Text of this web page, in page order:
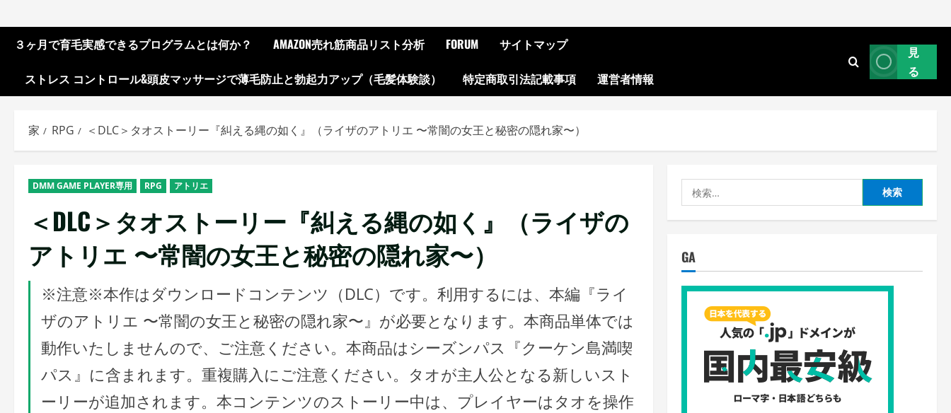
３ヶ月で育毛実感できるプログラムとは何か？ AMAZON売れ筋商品リスト分析 FORUM サイトマップ
ストレス コントロール&頭皮マッサージで薄毛防止と勃起力アップ（毛髪体験談） 特定商取引法記載事項 運営者情報
見
る
家 RPG ＜DLC＞タオストーリー『糾える縄の如く』（ライザのアトリエ 〜常闇の女王と秘密の隠れ家〜）
DMM GAME PLAYER専用 RPG アトリエ
＜DLC＞タオストーリー『糾える縄の如く』（ライザの
アトリエ 〜常闇の女王と秘密の隠れ家〜）
※注意※本作はダウンロードコンテンツ（DLC）です。利用するには、本編『ライ
ザのアトリエ 〜常闇の女王と秘密の隠れ家〜』が必要となります。本商品単体では
動作いたしませんので、ご注意ください。本商品はシーズンパス『クーケン島満喫
パス』に含まれます。重複購入にご注意ください。タオが主人公となる新しいスト
ーリーが追加されます。本コンテンツのストーリー中は、プレイヤーはタオを操作
索:
GA